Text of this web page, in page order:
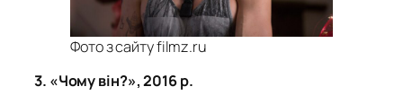
Фото з сайту filmz.ru
3. «Чому він?», 2016 р.